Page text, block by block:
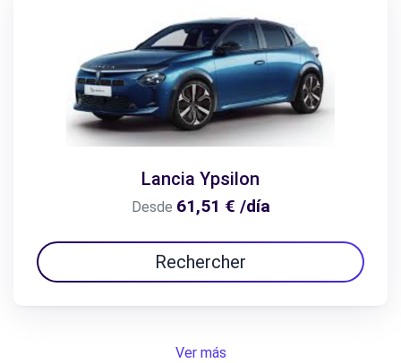
Lancia Ypsilon
Desde 61,51 € /día
Rechercher
Ver más